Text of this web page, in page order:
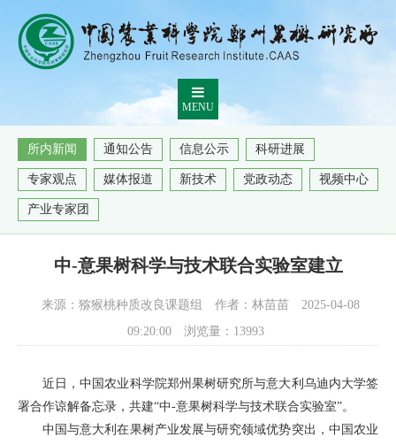
MENU
所内新闻 通知公告 信息公示 科研进展
专家观点 媒体报道 新技术 党政动态 视频中心
产业专家团
中-意果树科学与技术联合实验室建立
来源：猕猴桃种质改良课题组 作者：林苗苗
2025-04-08
09:20:00
浏览量： 13993
近日，中国农业科学院郑州果树研究所与意大利乌迪内大学签
署合作谅解备忘录，共建“中-意果树科学与技术联合实验室”。
中国与意大利在果树产业发展与研究领域优势突出，中国农业